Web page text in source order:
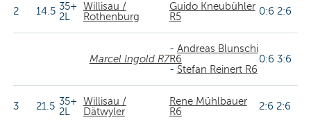
2 14.5 35+
2L
Willisau /
Rothenburg
Guido Kneubühler
R5
0:6 2:6
Marcel Ingold R7
- Andreas Blunschi
R6
- Stefan Reinert R6
0:6 3:6
3 21.5 35+
2L
Willisau /
Dätwyler
Rene Mühlbauer
R6
2:6 2:6